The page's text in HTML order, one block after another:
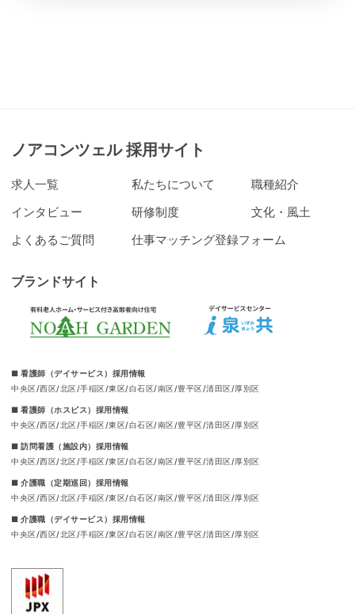
ノアコンツェル 採用サイト
求人一覧 私たちについて
職種紹介
インタビュー
研修制度
文化・風土
よくあるご質問
仕事マッチング登録フォーム
ブランドサイト
■ 介護職（定期巡回）採用情報
中央区 西区 北区 手稲区 東区 白石区 南区 豊平区 清田区 厚別区
■ 介護職（デイサービス）採用情報
中央区 西区 北区 手稲区 東区 白石区 南区 豊平区 清田区 厚別区
■ 訪問看護（施設内）採用情報
中央区 西区 北区 手稲区 東区 白石区 南区 豊平区 清田区 厚別区
■ 看護師（デイサービス）採用情報
中央区 西区 北区 手稲区 東区 白石区 南区 豊平区 清田区 厚別区
■ 看護師（ホスピス）採用情報
中央区 西区 北区 手稲区 東区 白石区 南区 豊平区 清田区 厚別区